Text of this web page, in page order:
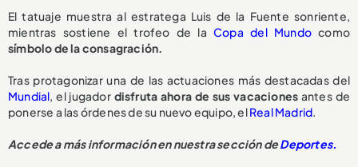
El tatuaje muestra al estratega Luis de la Fuente sonriente,
mientras sostiene el trofeo de laCopa del Mundocomo
símbolo de la consagración.
Tras protagonizar una de las actuaciones más destacadas del
Mundial, el jugadordisfruta ahora de sus vacaciones antes de
ponerse a las órdenes de su nuevo equipo, elReal Madrid.
Accede a más información en nuestra sección deDeportes.